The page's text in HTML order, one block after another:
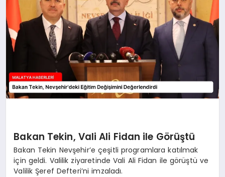
SAĞLIK
SIYASET
SPOR
Bakan Tekin, Vali Ali Fidan ile Görüştü
Bakan Tekin Nevşehir’e çeşitli programlara katılmak
için geldi. Valilik ziyaretinde Vali Ali Fidan ile görüştü ve
Valilik Şeref Defteri’ni imzaladı.